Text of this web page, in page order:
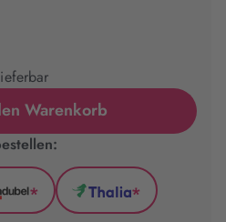
Warenkorb
Hugendubel
*
Thalia
*